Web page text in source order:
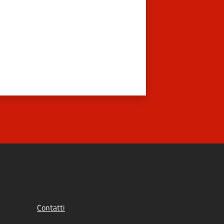
Contatti